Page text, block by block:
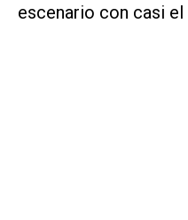
escenario con casi el